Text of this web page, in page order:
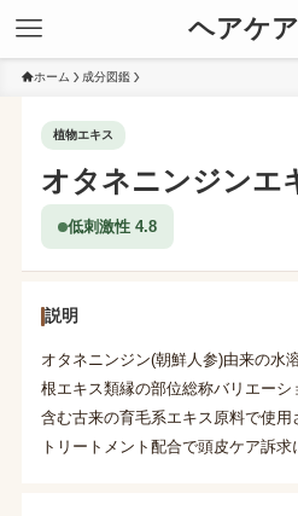
ヘアケ
ホーム 成分図鑑
植物エキス
オタネニンジンエ
低刺激性 4.8
説明
オタネニンジン(朝鮮人参)由来の水
根エキス類縁の部位総称バリエー
含む古来の育毛系エキス原料で使用
トリートメント配合で頭皮ケア訴求